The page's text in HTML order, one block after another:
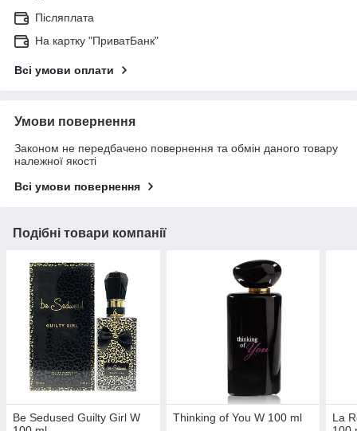
Післяплата
На картку "ПриватБанк"
Всі умови оплати
Умови повернення
Законом не передбачено повернення та обмін даного товару
належної якості
Всі умови повернення
Подібні товари компанії
Be Sedused Guilty Girl W
Thinking of You W 100 ml
La